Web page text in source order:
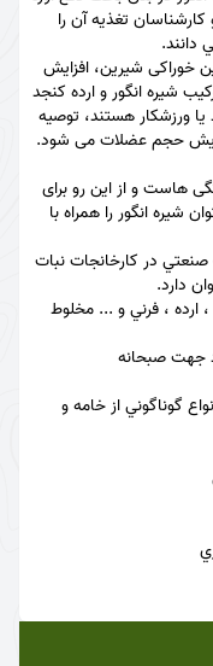
تغذيه آن را
دانند.
خوراکی شیرین، افزایش
شیره انگور و ارده کنجد
ورزشکار هستند، توصیه
حجم عضلات می شود.
هاست و از این رو برای
شیره انگور را همراه با
در كارخانجات نبات
دارد.
ارده ، فرني و ... مخلوط
گوناگوني از خامه و